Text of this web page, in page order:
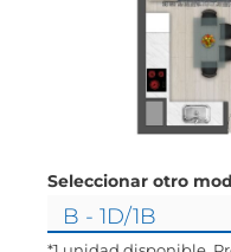
Seleccionar otro